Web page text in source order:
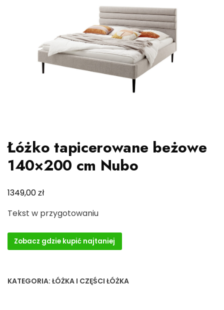
Łóżko tapicerowane beżowe
140×200 cm Nubo
1349,00zł
Tekst w przygotowaniu
Zobacz gdzie kupić najtaniej
KATEGORIA: ŁÓŻKA I CZĘŚCI ŁÓŻKA